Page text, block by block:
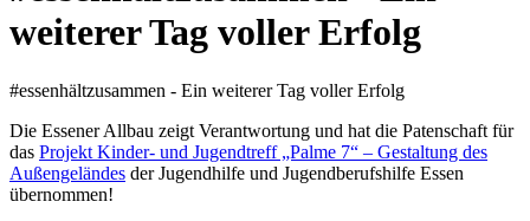
weiterer Tag voller Erfolg
#essenhältzusammen - Ein weiterer Tag voller Erfolg
Die Essener Allbau zeigt Verantwortung und hat die Patenschaft für
das Projekt Kinder- und Jugendtreff „Palme 7“ – Gestaltung des
Außengeländes der Jugendhilfe und Jugendberufshilfe Essen
übernommen!